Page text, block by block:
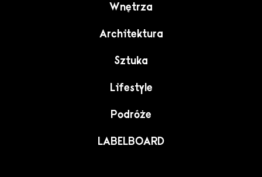
Wnętrza
Architektura
Sztuka
Lifestyle
Podróże
LABELBOARD